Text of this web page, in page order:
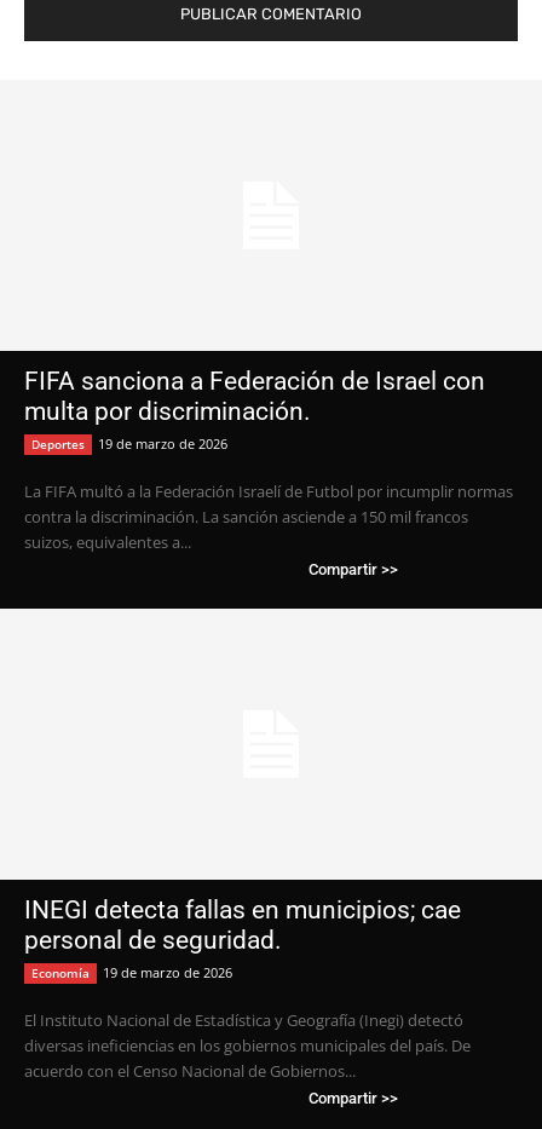
FIFA sanciona a Federación de Israel con
multa por discriminación.
Deportes 19 de marzo de 2026
La FIFA multó a la Federación Israelí de Futbol por incumplir normas
contra la discriminación. La sanción asciende a 150 mil francos
suizos, equivalentes a...
Compartir >>
INEGI detecta fallas en municipios; cae
personal de seguridad.
Economía 19 de marzo de 2026
El Instituto Nacional de Estadística y Geografía (Inegi) detectó
diversas ineficiencias en los gobiernos municipales del país. De
acuerdo con el Censo Nacional de Gobiernos...
Compartir >>